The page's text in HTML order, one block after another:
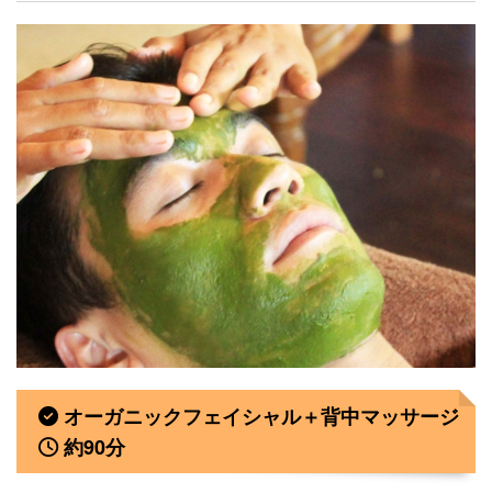
オーガニックフェイシャル＋背中マッサージ
約90分